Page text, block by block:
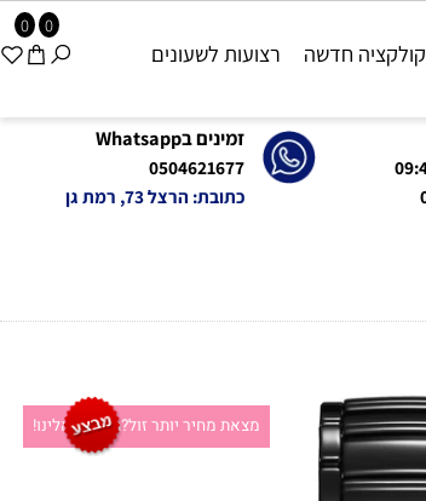
זמינים בWhatsapp
0504621677
כתובת: הרצל 73, רמת גן
0 0
חדשה רצועות לשעונים
מצאת מחיר יותר זול?תקשרו אלינו!